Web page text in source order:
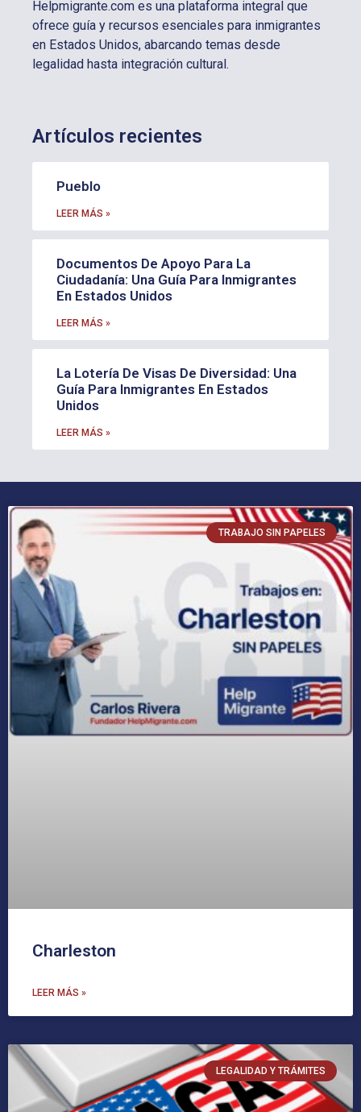
Helpmigrante.com es una plataforma integral que
ofrece guía y recursos esenciales para inmigrantes
en Estados Unidos, abarcando temas desde
legalidad hasta integración cultural.
Artículos recientes
Pueblo
LEER MÁS »
Documentos De Apoyo Para La
Ciudadanía: Una Guía Para Inmigrantes
En Estados Unidos
LEER MÁS »
La Lotería De Visas De Diversidad: Una
Guía Para Inmigrantes En Estados
Unidos
LEER MÁS »
TRABAJO SIN PAPELES
Charleston
LEER MÁS »
LEGALIDAD Y TRÁMITES